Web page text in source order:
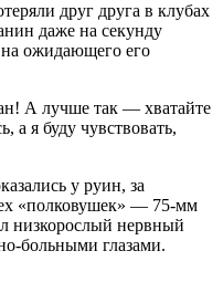
друг друга в клубах
даже на секунду
на ожидающего его
А лучше так — хватайте
а я буду чувствовать,
у руин, за
«полковушек» — 75-мм
низкорослый нервный
больными глазами.